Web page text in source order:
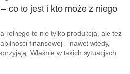
co to jest i kto może z niego
rolnego to nie tylko produkcja, ale też
finansowej – nawet wtedy,
Właśnie w takich sytuacjach